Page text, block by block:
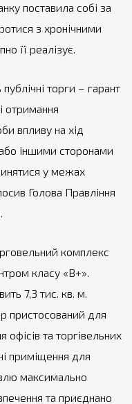
поставила собі за
з хронічними
її реалізує.
торги – гарант
отримання
впливу на хід
іншими сторонами
у межах
Голова Правління
комплекс
класу «В+».
7,3 тис. кв. м.
пристосований для
та торгівельних
приміщення для
максимально
та приєднано